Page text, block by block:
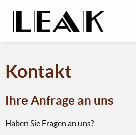
Kontakt
Ihre Anfrage an uns
Haben Sie Fragen an uns?